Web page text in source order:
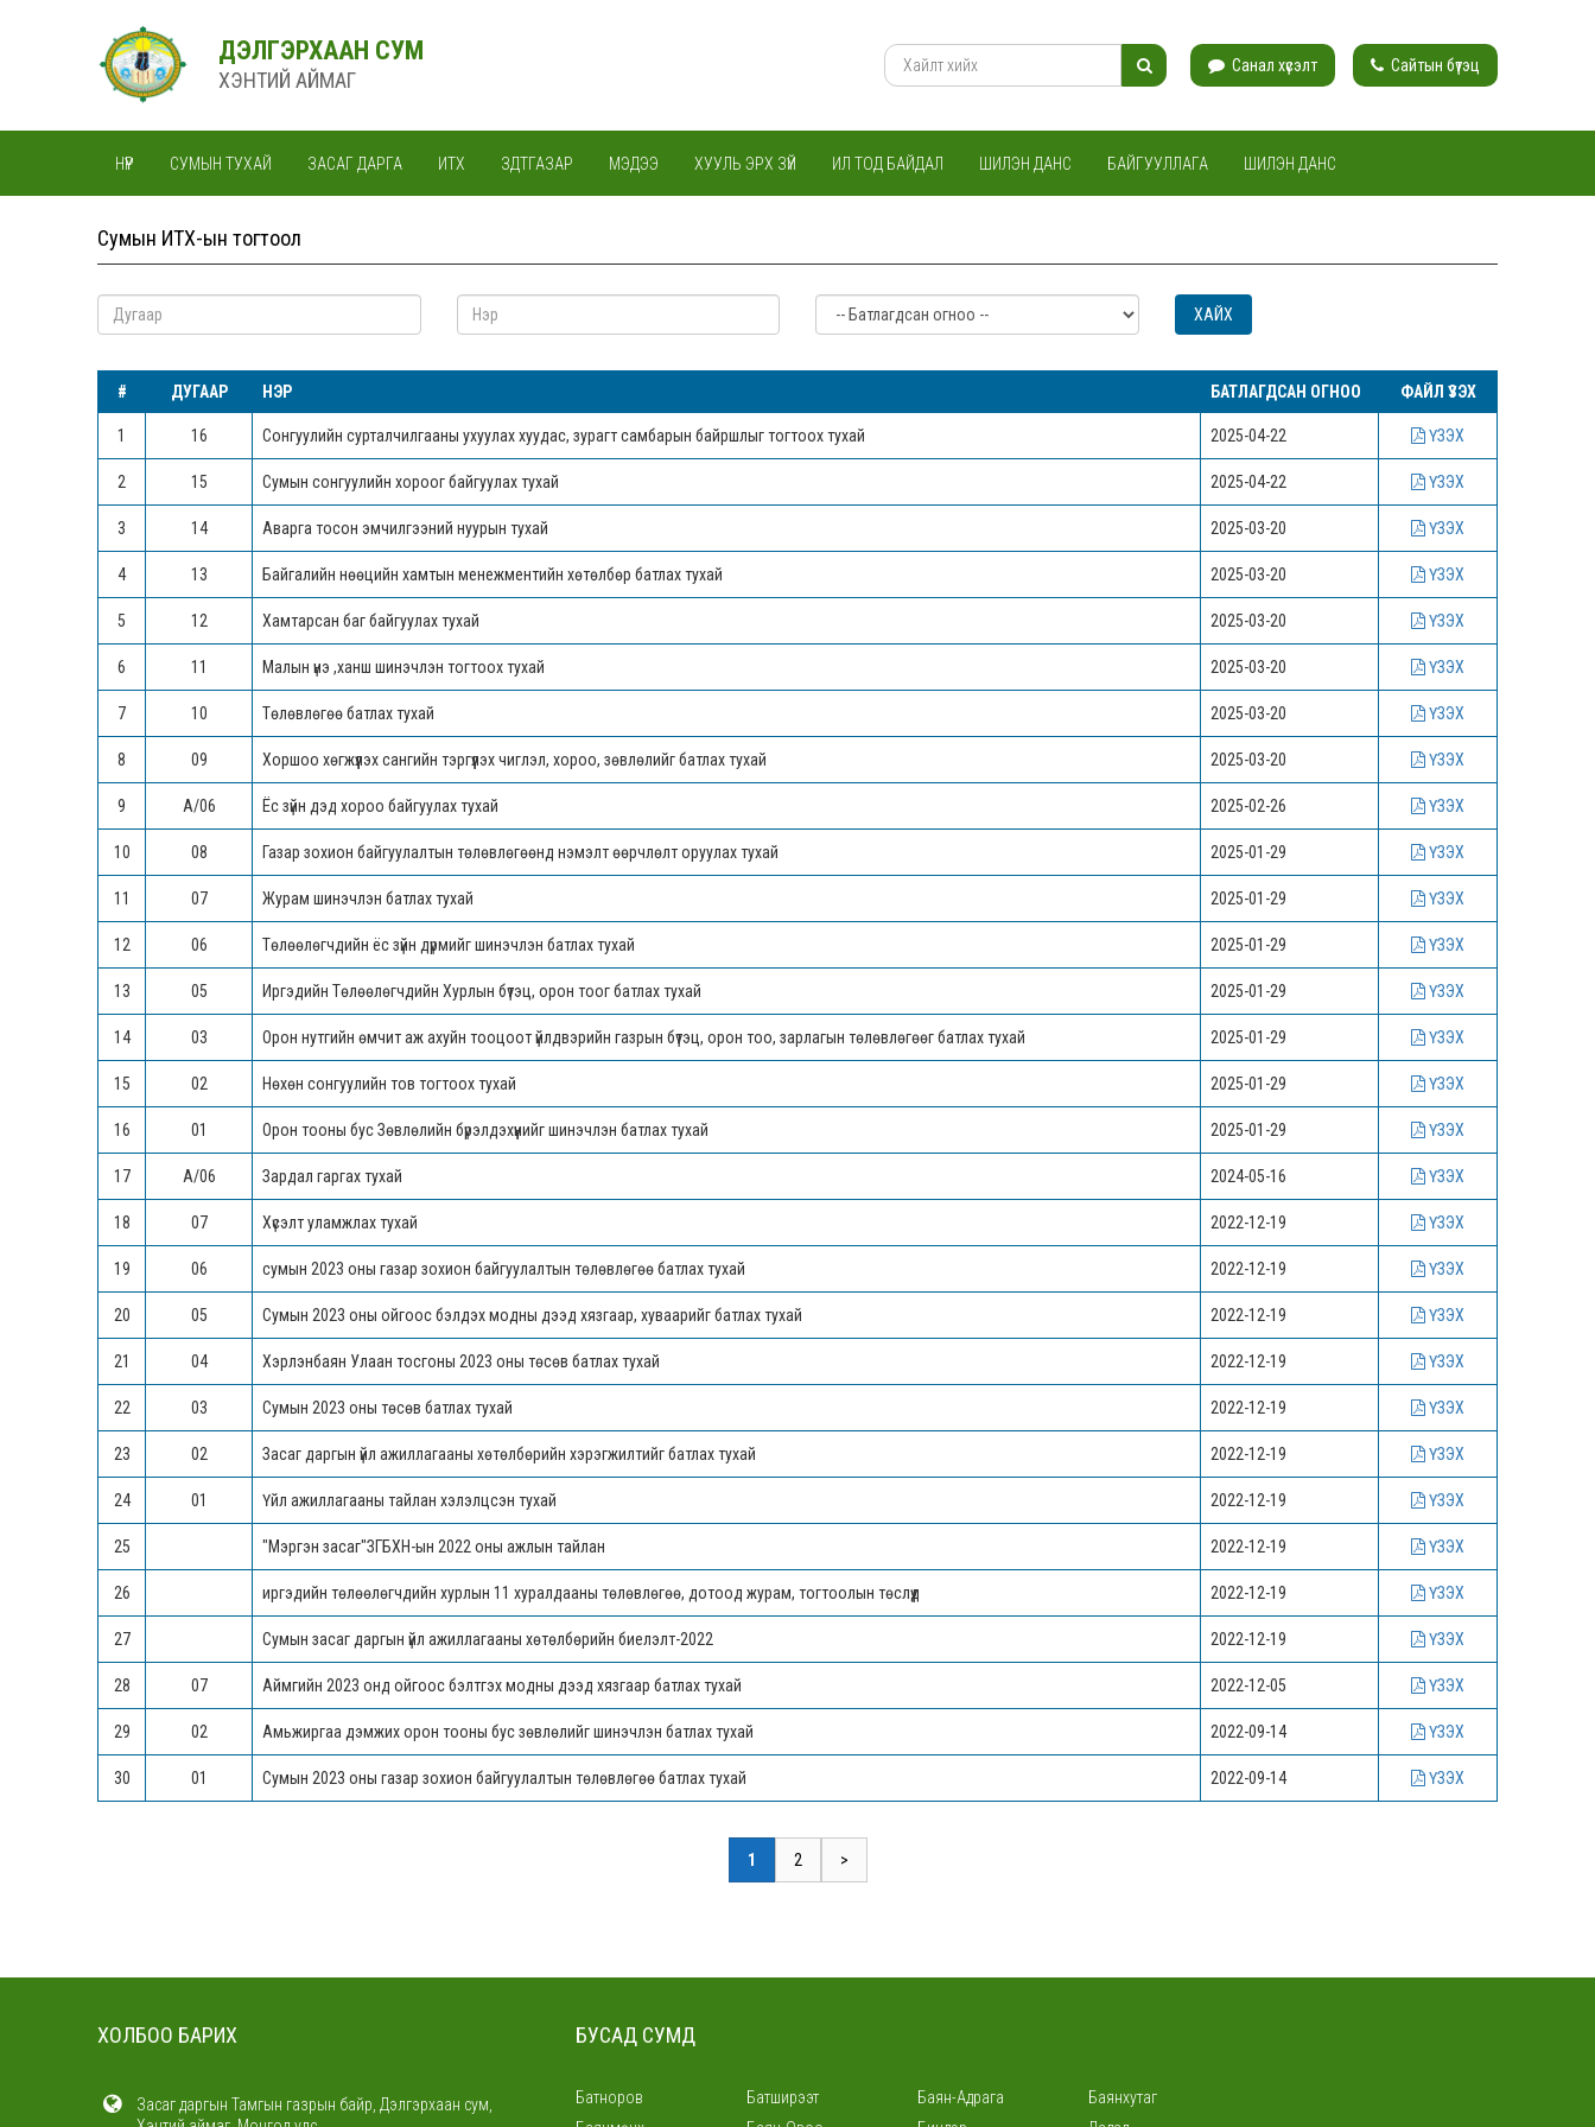
ДЭЛГЭРХААН СУМ
ХЭНТИЙ АЙМАГ
Санал хүсэлт Сайтын бүтэц
НҮҮР СУМЫН ТУХАЙ ЗАСАГ ДАРГА ИТХ ЗДТГАЗАР МЭДЭЭ ХУУЛЬ ЭРХ ЗҮЙ ИЛ ТОД БАЙДАЛ ШИЛЭН ДАНС БАЙГУУЛЛАГА ШИЛЭН ДАНС
Сумын ИТХ-ын тогтоол
# ДУГААР НЭР БАТЛАГДСАН ОГНОО ФАЙЛ ҮЗЭХ
1 16 Сонгуулийн сурталчилгааны ухуулах хуудас, зурагт самбарын байршлыг тогтоох тухай 2025-04-22 ҮЗЭХ
2 15 Сумын сонгуулийн хороог байгуулах тухай 2025-04-22 ҮЗЭХ
3 14 Аварга тосон эмчилгээний нуурын тухай 2025-03-20 ҮЗЭХ
4 13 Байгалийн нөөцийн хамтын менежментийн хөтөлбөр батлах тухай 2025-03-20 ҮЗЭХ
5 12 Хамтарсан баг байгуулах тухай 2025-03-20 ҮЗЭХ
6 11 Малын үнэ ,ханш шинэчлэн тогтоох тухай 2025-03-20 ҮЗЭХ
7 10 Төлөвлөгөө батлах тухай 2025-03-20 ҮЗЭХ
8 09 Хоршоо хөгжүүлэх сангийн тэргүүлэх чиглэл, хороо, зөвлөлийг батлах тухай 2025-03-20 ҮЗЭХ
9 А/06 Ёс зүйн дэд хороо байгуулах тухай 2025-02-26 ҮЗЭХ
10 08 Газар зохион байгуулалтын төлөвлөгөөнд нэмэлт өөрчлөлт оруулах тухай 2025-01-29 ҮЗЭХ
11 07 Журам шинэчлэн батлах тухай 2025-01-29 ҮЗЭХ
12 06 Төлөөлөгчдийн ёс зүйн дүрмийг шинэчлэн батлах тухай 2025-01-29 ҮЗЭХ
13 05 Иргэдийн Төлөөлөгчдийн Хурлын бүтэц, орон тоог батлах тухай 2025-01-29 ҮЗЭХ
14 03 Орон нутгийн өмчит аж ахуйн тооцоот үйлдвэрийн газрын бүтэц, орон тоо, зарлагын төлөвлөгөөг батлах тухай 2025-01-29 ҮЗЭХ
15 02 Нөхөн сонгуулийн тов тогтоох тухай 2025-01-29 ҮЗЭХ
16 01 Орон тооны бус Зөвлөлийн бүрэлдэхүүнийг шинэчлэн батлах тухай 2025-01-29 ҮЗЭХ
17 А/06 Зардал гаргах тухай 2024-05-16 ҮЗЭХ
18 07 Хүсэлт уламжлах тухай 2022-12-19 ҮЗЭХ
19 06 сумын 2023 оны газар зохион байгуулалтын төлөвлөгөө батлах тухай 2022-12-19 ҮЗЭХ
20 05 Сумын 2023 оны ойгоос бэлдэх модны дээд хязгаар, хуваарийг батлах тухай 2022-12-19 ҮЗЭХ
21 04 Хэрлэнбаян Улаан тосгоны 2023 оны төсөв батлах тухай 2022-12-19 ҮЗЭХ
22 03 Сумын 2023 оны төсөв батлах тухай 2022-12-19 ҮЗЭХ
23 02 Засаг даргын үйл ажиллагааны хөтөлбөрийн хэрэгжилтийг батлах тухай 2022-12-19 ҮЗЭХ
24 01 Үйл ажиллагааны тайлан хэлэлцсэн тухай 2022-12-19 ҮЗЭХ
25 "Мэргэн засаг"ЗГБХН-ын 2022 оны ажлын тайлан 2022-12-19 ҮЗЭХ
26 иргэдийн төлөөлөгчдийн хурлын 11 хуралдааны төлөвлөгөө, дотоод журам, тогтоолын төслүүд 2022-12-19 ҮЗЭХ
27 Сумын засаг даргын үйл ажиллагааны хөтөлбөрийн биелэлт-2022 2022-12-19 ҮЗЭХ
28 07 Аймгийн 2023 онд ойгоос бэлтгэх модны дээд хязгаар батлах тухай 2022-12-05 ҮЗЭХ
29 02 Амьжиргаа дэмжих орон тооны бус зөвлөлийг шинэчлэн батлах тухай 2022-09-14 ҮЗЭХ
30 01 Сумын 2023 оны газар зохион байгуулалтын төлөвлөгөө батлах тухай 2022-09-14 ҮЗЭХ
1 2 >
ХОЛБОО БАРИХ
Засаг даргын Тамгын газрын байр, Дэлгэрхаан сум,
БУСАД СУМД
Батноров Батширээт Баян-Адрага
Баянхутаг